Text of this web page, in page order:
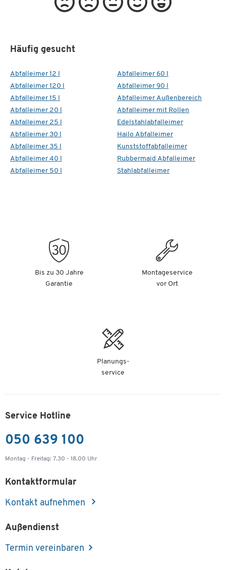
Häufig gesucht
Abfalleimer 12 l
Abfalleimer 120 l
Abfalleimer 15 l
Abfalleimer 20 l
Abfalleimer 25 l
Abfalleimer 30 l
Abfalleimer 35 l
Abfalleimer 40 l
Abfalleimer 50 l
Abfalleimer 60 l
Abfalleimer 90 l
Abfalleimer Außenbereich
Abfalleimer mit Rollen
Edelstahlabfalleimer
Hailo Abfalleimer
Kunststoffabfalleimer
Rubbermaid Abfalleimer
Stahlabfalleimer
Bis zu 30 Jahre
Garantie
Montageservice
vor Ort
Planungs-
service
Service Hotline
050 639 100
Montag - Freitag: 7.30 - 18.00 Uhr
Kontaktformular
Kontakt aufnehmen
Außendienst
Termin vereinbaren